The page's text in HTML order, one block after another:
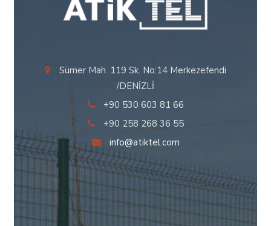
Sümer Mah. 119 Sk. No:14 Merkezefendi
/DENİZLİ
+90 530 603 81 66
+90 258 268 36 55
info@atiktel.com